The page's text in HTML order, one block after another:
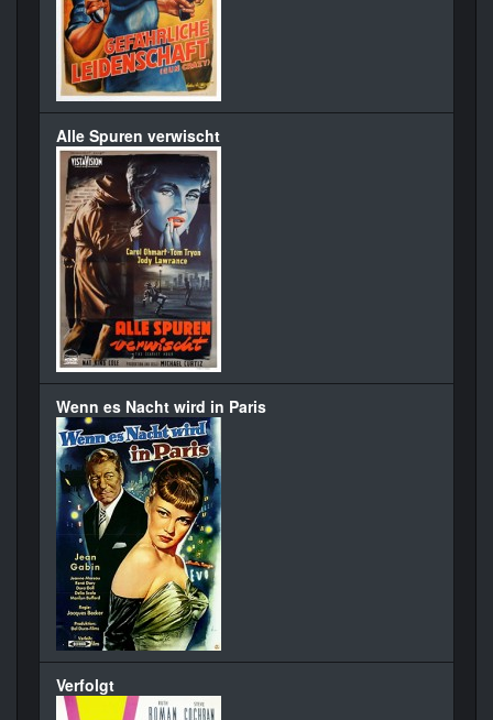
Alle Spuren verwischt
Wenn es Nacht wird in Paris
Verfolgt